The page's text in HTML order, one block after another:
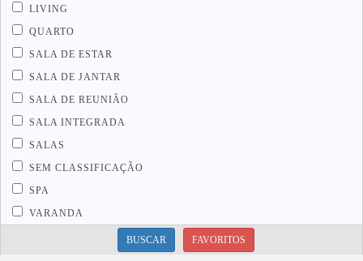
LIVING
QUARTO
SALA DE ESTAR
SALA DE JANTAR
SALA DE REUNIÃO
SALA INTEGRADA
SALAS
SEM CLASSIFICAÇÃO
SPA
VARANDA
BUSCAR FAVORITOS